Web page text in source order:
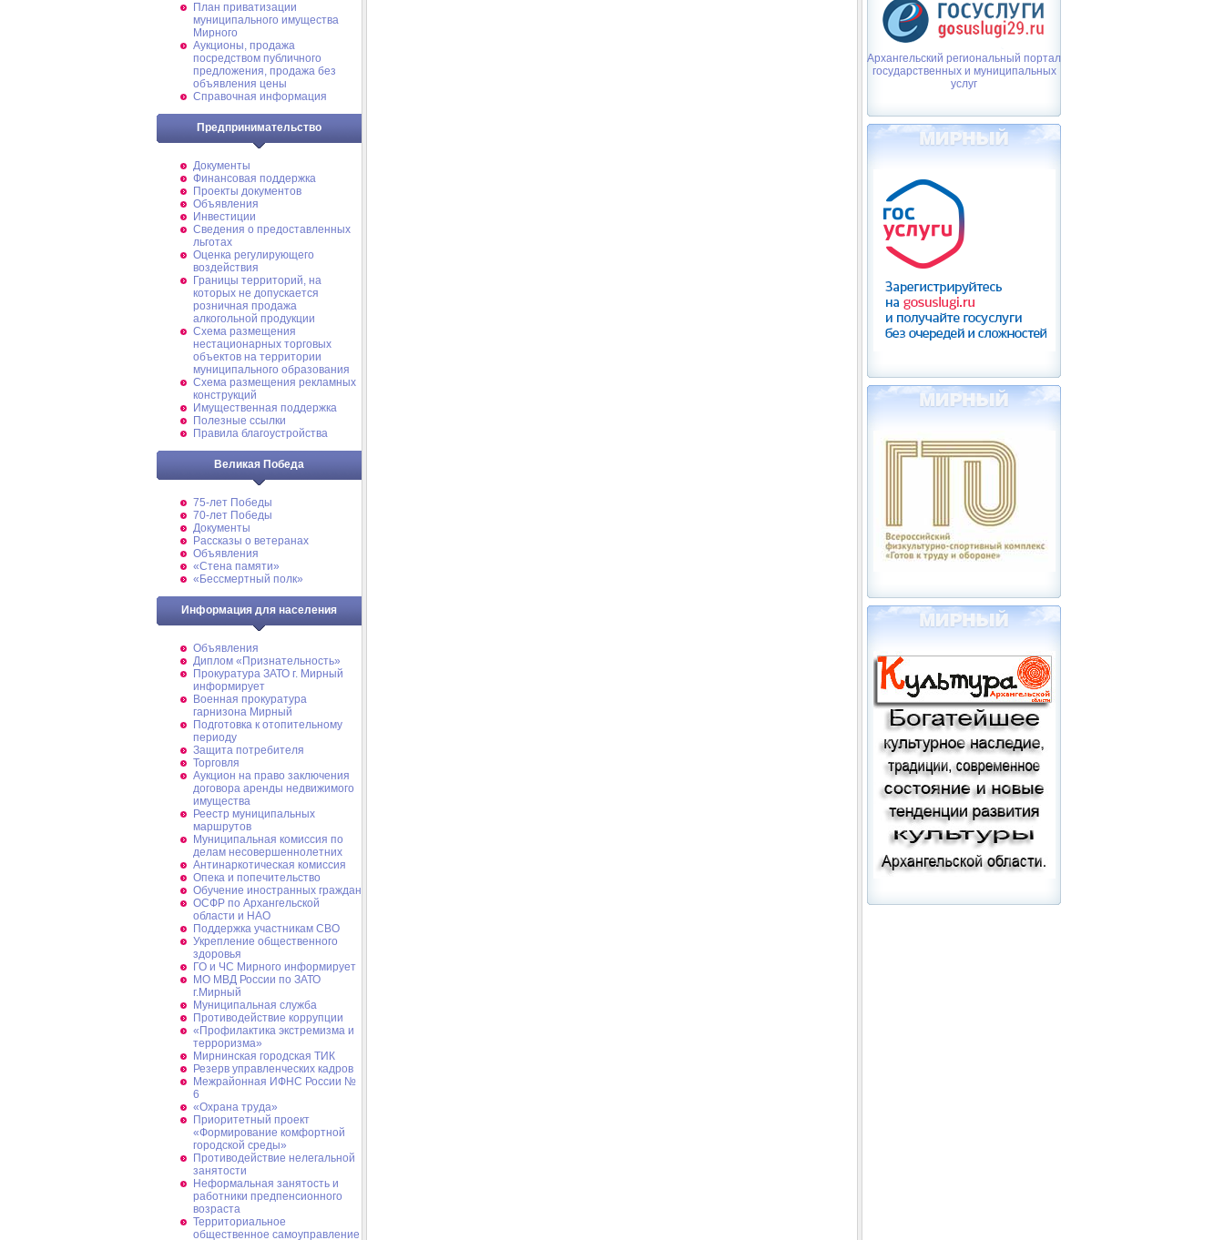
План приватизации
муниципального имущества
Мирного
Аукционы, продажа
посредством публичного
предложения, продажа без
объявления цены
Справочная информация
Предпринимательство
Документы
Финансовая поддержка
Проекты документов
Объявления
Инвестиции
Сведения о предоставленных
льготах
Оценка регулирующего
воздействия
Границы территорий, на
которых не допускается
розничная продажа
алкогольной продукции
Схема размещения
нестационарных торговых
объектов на территории
муниципального образования
Схема размещения рекламных
конструкций
Имущественная поддержка
Полезные ссылки
Правила благоустройства
Великая Победа
75-лет Победы
70-лет Победы
Документы
Рассказы о ветеранах
Объявления
«Стена памяти»
«Бессмертный полк»
Информация для населения
Объявления
Диплом «Признательность»
Прокуратура ЗАТО г. Мирный
информирует
Военная прокуратура
гарнизона Мирный
Подготовка к отопительному
периоду
Защита потребителя
Торговля
Аукцион на право заключения
договора аренды недвижимого
имущества
Реестр муниципальных
маршрутов
Муниципальная комиссия по
делам несовершеннолетних
Антинаркотическая комиссия
Опека и попечительство
Обучение иностранных граждан
ОСФР по Архангельской
области и НАО
Поддержка участникам СВО
Укрепление общественного
здоровья
ГО и ЧС Мирного информирует
МО МВД России по ЗАТО
г.Мирный
Муниципальная cлужба
Противодействие коррупции
«Профилактика экстремизма и
терроризма»
Мирнинская городская ТИК
Резерв управленческих кадров
Межрайонная ИФНС России №
6
«Охрана труда»
Приоритетный проект
«Формирование комфортной
городской среды»
Противодействие нелегальной
занятости
Неформальная занятость и
работники предпенсионного
возраста
Территориальное
общественное самоуправление
Архангельский региональный портал
государственных и муниципальных
услуг